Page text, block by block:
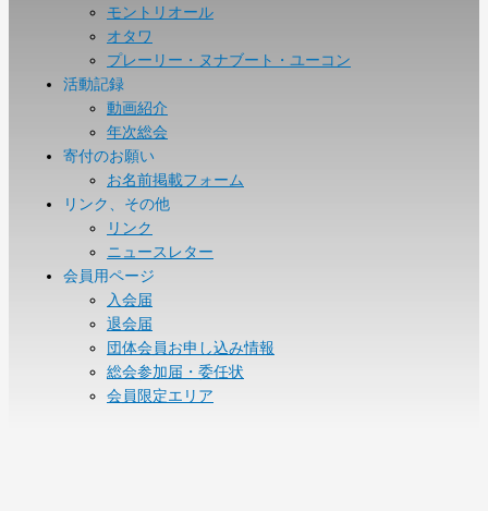
モントリオール
オタワ
プレーリー・ヌナブート・ユーコン
活動記録
動画紹介
年次総会
寄付のお願い
お名前掲載フォーム
リンク、その他
リンク
ニュースレター
会員用ページ
入会届
退会届
団体会員お申し込み情報
総会参加届・委任状
会員限定エリア